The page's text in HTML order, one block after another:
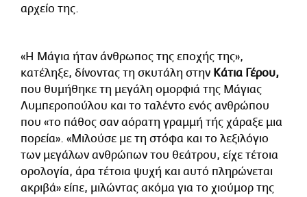
αρχείο της.
«Η Μάγια ήταν άνθρωπος της εποχής της»,
κατέληξε, δίνοντας τη σκυτάλη στην Κάτια Γέρου,
που θυμήθηκε τη μεγάλη ομορφιά της Μάγιας
Λυμπεροπούλου και το ταλέντο ενός ανθρώπου
που «το πάθος σαν αόρατη γραμμή τής χάραξε μια
πορεία». «Μιλούσε με τη στόφα και το λεξιλόγιο
των μεγάλων ανθρώπων του θεάτρου, είχε τέτοια
ορολογία, άρα τέτοια ψυχή και αυτό πληρώνεται
ακριβά» είπε, μιλώντας ακόμα για το χιούμορ της